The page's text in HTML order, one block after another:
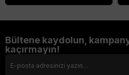
Bültene kaydolun,
kaçırmayın!